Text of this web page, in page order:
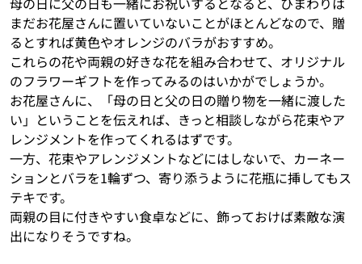
まだお花屋さんに置いていないことがほとんどなので、贈
るとすれば黄色やオレンジのバラがおすすめ。
これらの花や両親の好きな花を組み合わせて、オリジナル
のフラワーギフトを作ってみるのはいかがでしょうか。
お花屋さんに、「母の日と父の日の贈り物を一緒に渡した
い」ということを伝えれば、きっと相談しながら花束やア
レンジメントを作ってくれるはずです。
一方、花束やアレンジメントなどにはしないで、カーネー
ションとバラを1輪ずつ、寄り添うように花瓶に挿してもス
テキです。
両親の目に付きやすい食卓などに、飾っておけば素敵な演
出になりそうですね。